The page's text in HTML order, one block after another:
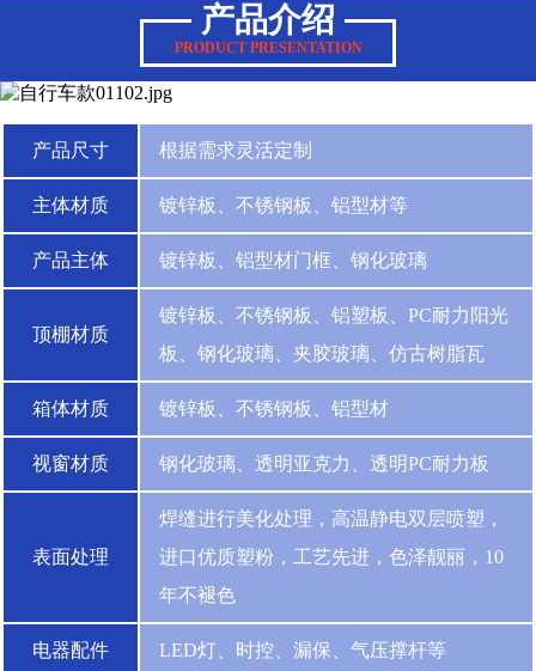
产品介绍
PRODUCT PRESENTATION
产品尺寸 根据需求灵活定制
主体材质 镀锌板、不锈钢板、铝型材等
产品主体 镀锌板、铝型材门框、钢化玻璃
顶棚材质
镀锌板、不锈钢板、铝塑板、PC耐力阳光
板、钢化玻璃、夹胶玻璃、仿古树脂瓦
箱体材质 镀锌板、不锈钢板、铝型材
视窗材质 钢化玻璃、透明亚克力、透明PC耐力板
表面处理
焊缝进行美化处理，高温静电双层喷塑，
进口优质塑粉，工艺先进，色泽靓丽，10
年不褪色
电器配件 LED灯、时控、漏保、气压撑杆等